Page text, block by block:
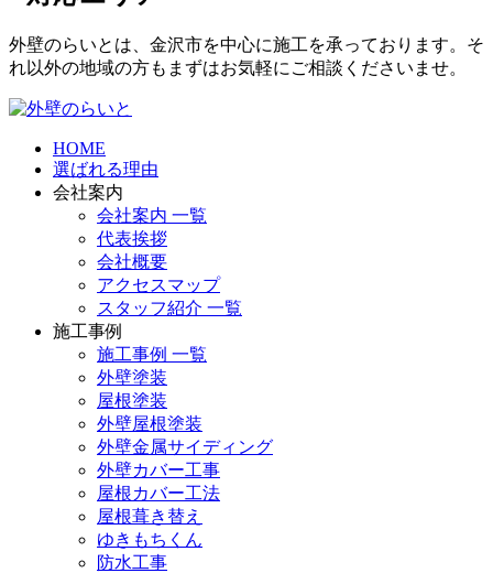
外壁のらいとは、金沢市を中心に施工を承っております。そ
れ以外の地域の方もまずはお気軽にご相談くださいませ。
HOME
選ばれる理由
会社案内
会社案内 一覧
代表挨拶
会社概要
アクセスマップ
スタッフ紹介 一覧
施工事例
施工事例 一覧
外壁塗装
屋根塗装
外壁屋根塗装
外壁金属サイディング
外壁カバー工事
屋根カバー工法
屋根葺き替え
ゆきもちくん
防水工事